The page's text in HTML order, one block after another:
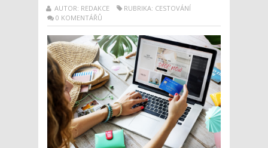
AUTOR: REDAKCE
RUBRIKA: CESTOVÁNÍ
0 KOMENTÁŘŮ